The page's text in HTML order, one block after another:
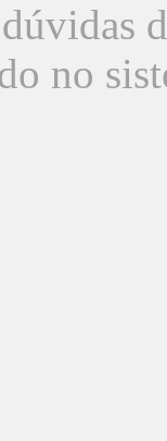
no